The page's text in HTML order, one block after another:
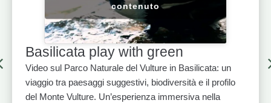
contenuto
Basilicata play with green
Video sul Parco Naturale del Vulture in Basilicata: un
viaggio tra paesaggi suggestivi, biodiversità e il profilo
del Monte Vulture. Un’esperienza immersiva nella